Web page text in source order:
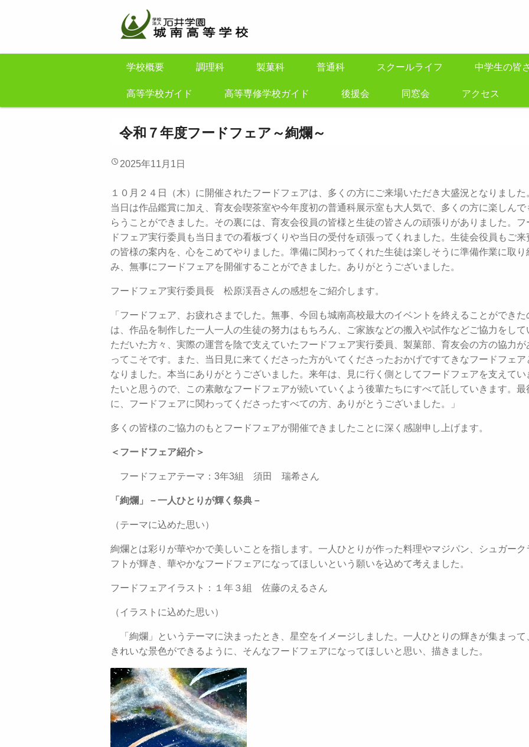
学校概要 調理科 製菓科 普通科 スクールライフ 中学生の皆
高等学校ガイド 高等専修学校ガイド 後援会 同窓会 アクセス
令和７年度フードフェア～絢爛～
2025年11月1日
１０月２４日（木）に開催されたフードフェアは、多くの方にご来場いただき大盛況となりました
当日は作品鑑賞に加え、育友会喫茶室や今年度初の普通科展示室も大人気で、多くの方に楽しんで
らうことができました。その裏には、育友会役員の皆様と生徒の皆さんの頑張りがありました。フ
ドフェア実行委員も当日までの看板づくりや当日の受付を頑張ってくれました。生徒会役員もご来
の皆様の案内を、心をこめてやりました。準備に関わってくれた生徒は楽しそうに準備作業に取り
み、無事にフードフェアを開催することができました。ありがとうございました。
フードフェア実行委員長 松原渓吾さんの感想をご紹介します。
「フードフェア、お疲れさまでした。無事、今回も城南高校最大のイベントを終えることができた
は、作品を制作した一人一人の生徒の努力はもちろん、ご家族などの搬入や試作などご協力をして
ただいた方々、実際の運営を陰で支えていたフードフェア実行委員、製菓部、育友会の方の協力が
ってこそです。また、当日見に来てくださった方がいてくださったおかげですてきなフードフェア
なりました。本当にありがとうございました。来年は、見に行く側としてフードフェアを支えてい
たいと思うので、この素敵なフードフェアが続いていくよう後輩たちにすべて託していきます。最
に、フードフェアに関わってくださったすべての方、ありがとうございました。」
多くの皆様のご協力のもとフードフェアが開催できましたことに深く感謝申し上げます。
＜フードフェア紹介＞
フードフェアテーマ：3年3組 須田 瑞希さん
「絢爛」－一人ひとりが輝く祭典－
（テーマに込めた思い）
絢爛とは彩りが華やかで美しいことを指します。一人ひとりが作った料理やマジパン、シュガーク
フトが輝き、華やかなフードフェアになってほしいという願いを込めて考えました。
フードフェアイラスト：１年３組 佐藤のえるさん
（イラストに込めた思い）
「絢爛」というテーマに決まったとき、星空をイメージしました。一人ひとりの輝きが集まって
きれいな景色ができるように、そんなフードフェアになってほしいと思い、描きました。